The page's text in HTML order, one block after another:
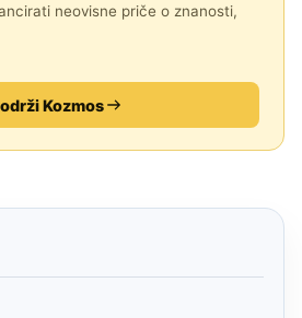
neovisne priče o znanosti,
Kozmos